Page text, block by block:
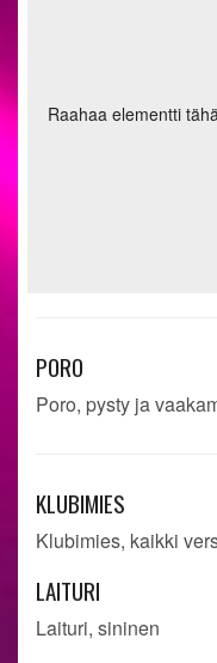
PORO
Poro, pysty ja
KLUBIMIES
Klubimies, kaikki
LAITURI
Laituri, sininen